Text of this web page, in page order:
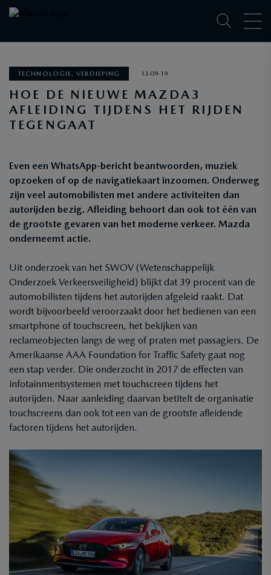
TECHNOLOGIE, VERDIEPING 13-09-19
HOE DE NIEUWE MAZDA3
AFLEIDING TIJDENS HET RIJDEN
TEGENGAAT
Even een WhatsApp-bericht beantwoorden, muziek
opzoeken of op de navigatiekaart inzoomen. Onderweg
zijn veel automobilisten met andere activiteiten dan
autorijden bezig. Afleiding behoort dan ook tot één van
de grootste gevaren van het moderne verkeer. Mazda
onderneemt actie.
Uit onderzoek van het SWOV (Wetenschappelijk
Onderzoek Verkeersveiligheid) blijkt dat 39 procent van de
automobilisten tijdens het autorijden afgeleid raakt. Dat
wordt bijvoorbeeld veroorzaakt door het bedienen van een
smartphone of touchscreen, het bekijken van
reclameobjecten langs de weg of praten met passagiers. De
Amerikaanse AAA Foundation for Traffic Safety gaat nog
een stap verder. Die onderzocht in 2017 de effecten van
infotainmentsystemen met touchscreen tijdens het
autorijden. Naar aanleiding daarvan betitelt de organisatie
touchscreens dan ook tot een van de grootste afleidende
factoren tijdens het autorijden.